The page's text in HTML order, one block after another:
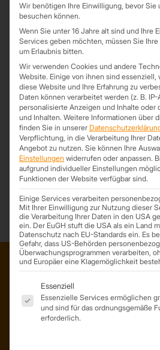
Top Magazin Leipzig
5. Mai 2024
In der aktuellen Ausgabe des Top
Beitrag von uns mit einer aktuellen
ADRESSE
Trapezprofile Deutschland
ist ein Geschäftsbereich der
Wir benötigen Ihre Einwilligung, bevor Sie
besuchen können.
Wenn Sie unter 16 Jahre alt sind und Ihre
Services geben möchten, müssen Sie
um Erlaubnis bitten.
Wir verwenden Cookies und andere
Website. Einige von ihnen sind essenziell,
diese Website und Ihre Erfahrung zu
Daten können verarbeitet werden (z. B. IP-
personalisierte Anzeigen und Inhalte oder
und Inhalten. Weitere Informationen über
finden Sie in unserer
Verpflichtung, in die Verarbeitung Ihrer
Angebot zu nutzen. Sie können Ihre
Einstellungen widerrufen oder anpassen.
aufgrund individueller Einstellungen
Funktionen der Website verfügbar sind.
Einige Services verarbeiten
Mit Ihrer Einwilligung zur Nutzung dieser
die Verarbeitung Ihrer Daten in den USA
ein. Der EuGH stuft die USA als ein Land
Datenschutz nach EU-Standards ein. Es
Gefahr, dass US-Behörden
Überwachungsprogrammen verarbeiten,
und Europäer eine Klagemöglichkeit
Es folgt eine Liste der Service-
Essenziell
Essenzielle Services ermöglichen
und sind für das ordnungsgemäße
erforderlich.